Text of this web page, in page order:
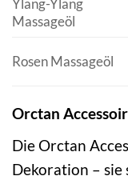
Ylang-Ylang
Massageöl
Rosen Massageöl
Orctan
Die Orctan
Dekoration – sie